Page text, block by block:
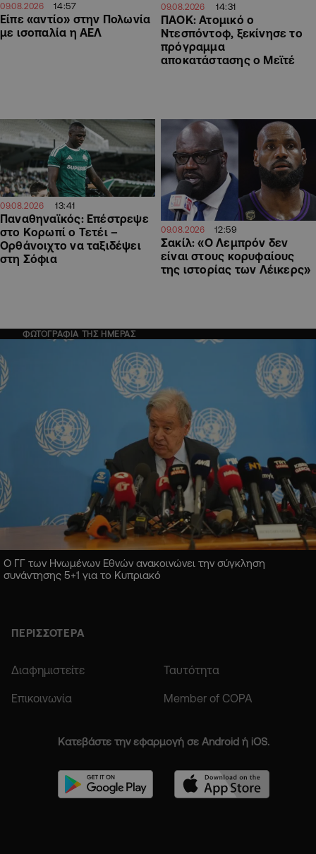
09.08.2026 14:57
Είπε «αντίο» στην Πολωνία
με ισοπαλία η ΑΕΛ
09.08.2026 14:31
ΠΑΟΚ: Ατομικό ο
Ντεσπόντοφ, ξεκίνησε το
πρόγραμμα
αποκατάστασης ο Μεϊτέ
09.08.2026 13:41
Παναθηναϊκός: Επέστρεψε
στο Κορωπί ο Τετέι –
Ορθάνοιχτο να ταξιδέψει
στη Σόφια
09.08.2026 12:59
Σακίλ: «Ο Λεμπρόν δεν
είναι στους κορυφαίους
της ιστορίας των Λέικερς»
ΦΩΤΟΓΡΑΦΙΑ ΤΗΣ ΗΜΕΡΑΣ
Ο ΓΓ των Ηνωμένων Εθνών ανακοινώνει την σύγκληση
συνάντησης 5+1 για το Κυπριακό
ΠΕΡΙΣΣΟΤΕΡΑ
Διαφημιστείτε Ταυτότητα
Επικοινωνία Member of COPA
Κατεβάστε την εφαρμογή σε Android ή iOS.